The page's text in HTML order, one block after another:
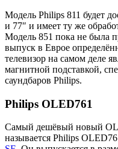
Модель Philips 811 будет
и 77″ и имеет ту же
Модель 851 пока не была
выпуск в Еврое
телевизор на самом деле
магнитной подставкой,
саундбаров Philips.
Philips OLED761
Самый дешёвый новый
называется Philips